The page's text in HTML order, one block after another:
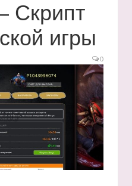
Скрипт
игры
0